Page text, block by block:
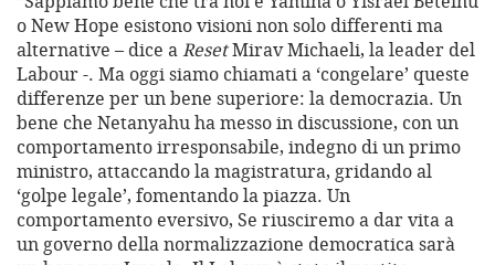
o New Hope esistono visioni non solo differenti ma
alternative – dice aResetMirav Michaeli, la leader del
Labour -. Ma oggi siamo chiamati a ‘congelare’ queste
differenze per un bene superiore: la democrazia. Un
bene che Netanyahu ha messo in discussione, con un
comportamento irresponsabile, indegno di un primo
ministro, attaccando la magistratura, gridando al
‘golpe legale’, fomentando la piazza. Un
comportamento eversivo, Se riusciremo a dar vita a
un governo della normalizzazione democratica sarà